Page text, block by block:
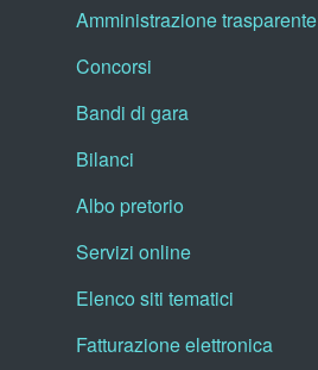
Amministrazione trasparente
Concorsi
Bandi di gara
Bilanci
Albo pretorio
Servizi online
Elenco siti tematici
Fatturazione elettronica